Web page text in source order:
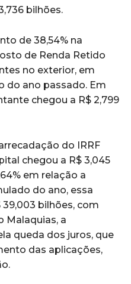
bilhões.
de 38,54% na
de Renda Retido
no exterior, em
do ano passado. Em
chegou a R$ 2,799
do IRRF
chegou a R$ 3,045
em relação a
do ano, essa
bilhões, com
Malaquias, a
queda dos juros, que
das aplicações,